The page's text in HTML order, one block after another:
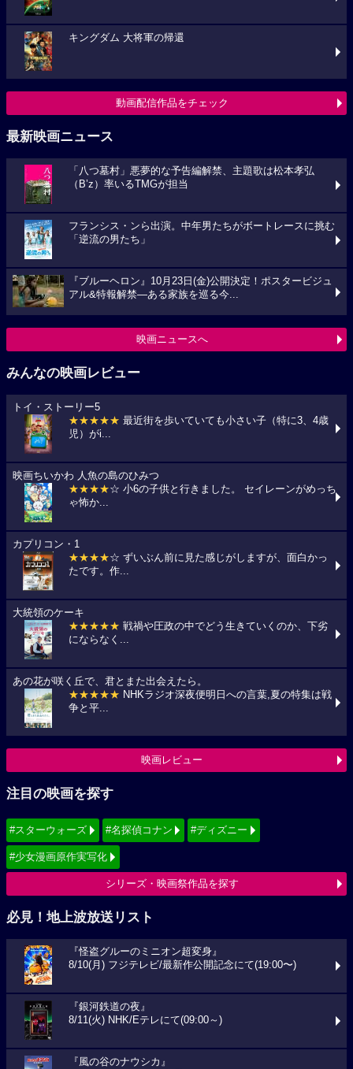
キングダム 大将軍の帰還
動画配信作品をチェック
最新映画ニュース
「八つ墓村」悪夢的な予告編解禁、主題歌は松本孝弘
（B’z）率いるTMGが担当
フランシス・ンら出演。中年男たちがボートレースに挑む
「逆流の男たち」
『ブルーヘロン』10月23日(金)公開決定！ポスタービジュ
アル&特報解禁―ある家族を巡る今...
映画ニュースへ
みんなの映画レビュー
トイ・ストーリー5
★★★★★ 最近街を歩いていても小さい子（特に3、4歳
児）がi...
映画ちいかわ 人魚の島のひみつ
★★★★☆ 小6の子供と行きました。 セイレーンがめっち
ゃ怖か...
カプリコン・1
★★★★☆ ずいぶん前に見た感じがしますが、面白かっ
たです。作...
大統領のケーキ
★★★★★ 戦禍や圧政の中でどう生きていくのか、下劣
にならなく...
あの花が咲く丘で、君とまた出会えたら。
★★★★★ NHKラジオ深夜便明日への言葉,夏の特集は戦
争と平...
映画レビュー
注目の映画を探す
#スターウォーズ #名探偵コナン #ディズニー
#少女漫画原作実写化
シリーズ・映画祭作品を探す
必見！地上波放送リスト
『怪盗グルーのミニオン超変身』
8/10(月) フジテレビ/最新作公開記念にて(19:00〜)
『銀河鉄道の夜』
8/11(火) NHK/Eテレにて(09:00～)
『風の谷のナウシカ』